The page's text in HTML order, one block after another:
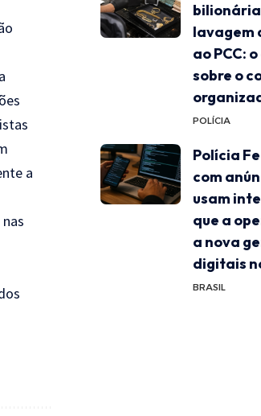
a
lavagem
ao PCC:
sobre o
POLÍCIA
Polícia
com
usam
que a
a nova
digitais
BRASIL